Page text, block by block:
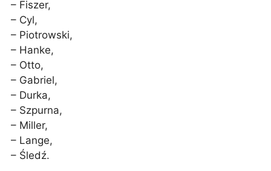
– Fiszer,
– Cyl,
– Piotrowski,
– Hanke,
– Otto,
– Gabriel,
– Durka,
– Szpurna,
– Miller,
– Lange,
– Śledź.